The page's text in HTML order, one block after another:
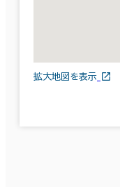
拡大地図を表示